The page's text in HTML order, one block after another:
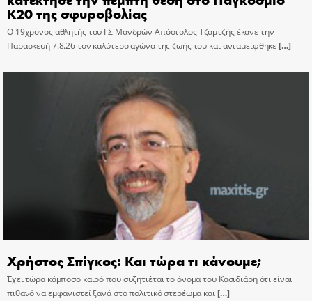
Κ20 της σφυροβολίας
Ο 19χρονος αθλητής του ΓΣ Μανδρών Απόστολος Τζαμτζής έκανε την
Παρασκευή 7.8.26 τον καλύτερο αγώνα της ζωής του και ανταμείφθηκε[…]
Χρήστος Σπίγκος: Και τώρα τι κάνουμε;
Έχει τώρα κάμποσο καιρό που συζητιέται το όνομα του Κασιδιάρη ότι είναι
πιθανό να εμφανιστεί ξανά στο πολιτικό στερέωμα και[…]